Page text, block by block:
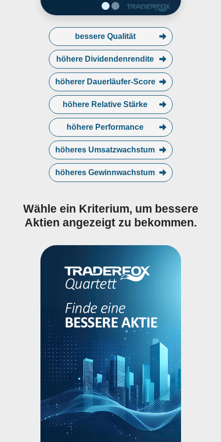
bessere Qualität
höhere Dividendenrendite
höherer Dauerläufer-Score
höhere Relative Stärke
höhere Performance
höheres Umsatzwachstum
höheres Gewinnwachstum
Wähle ein Kriterium, um bessere
Aktien angezeigt zu bekommen.